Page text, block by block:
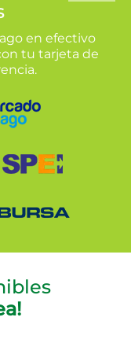
en efectivo
tu tarjeta de